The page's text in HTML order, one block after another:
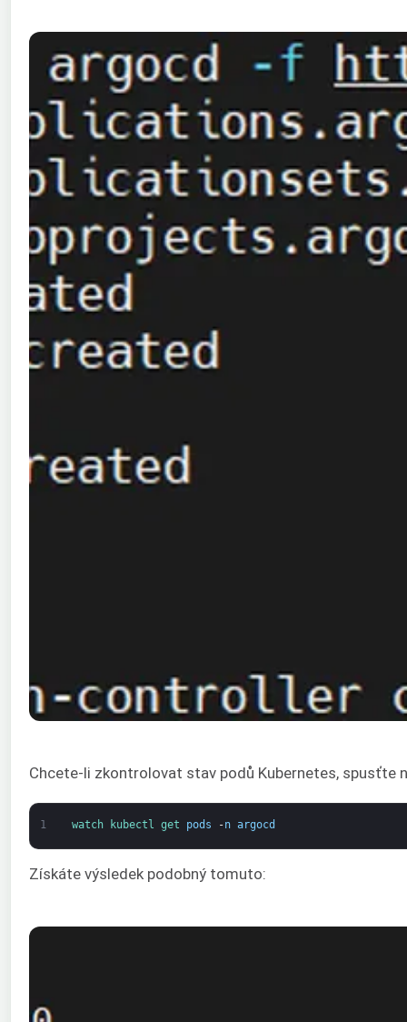
Chcete-li zkontrolovat stav podů Kubernetes, spusťte
1 watch kubectl get pods -n argocd
Získáte výsledek podobný tomuto: